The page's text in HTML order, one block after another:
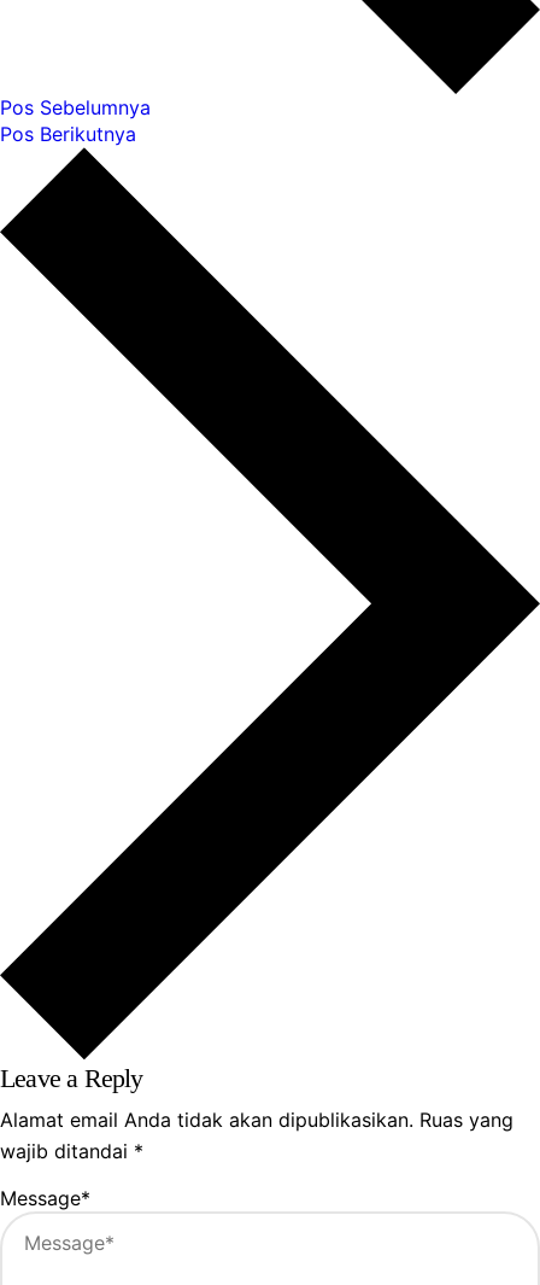
Pos Sebelumnya
Pos Berikutnya
Leave a Reply
Alamat email Anda tidak akan dipublikasikan. Ruas yang
wajib ditandai *
Message*